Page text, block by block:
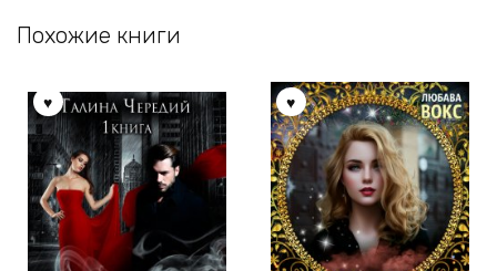
Похожие книги